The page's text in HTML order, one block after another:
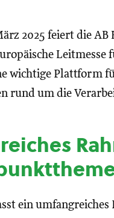
2025 feiert die
wichtige Plattform
rund um die
ein